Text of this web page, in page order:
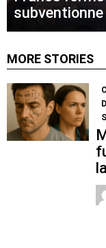
subventionne
MORE STORIES